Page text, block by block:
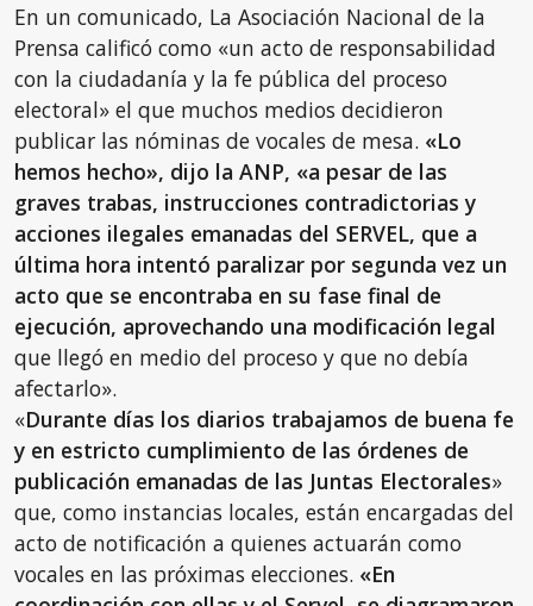
En un comunicado, La Asociación Nacional de la
Prensa calificó como «un acto de responsabilidad
con la ciudadanía y la fe pública del proceso
electoral» el que muchos medios decidieron
publicar las nóminas de vocales de mesa. «Lo
hemos hecho», dijo la ANP, «a pesar de las
graves trabas, instrucciones contradictorias y
acciones ilegales emanadas del SERVEL, que a
última hora intentó paralizar por segunda vez un
acto que se encontraba en su fase final de
ejecución, aprovechando una modificación legal
que llegó en medio del proceso y que no debía
afectarlo».
«Durante días los diarios trabajamos de buena fe
y en estricto cumplimiento de las órdenes de
publicación emanadas de las Juntas Electorales»
que, como instancias locales, están encargadas del
acto de notificación a quienes actuarán como
vocales en las próximas elecciones. «En